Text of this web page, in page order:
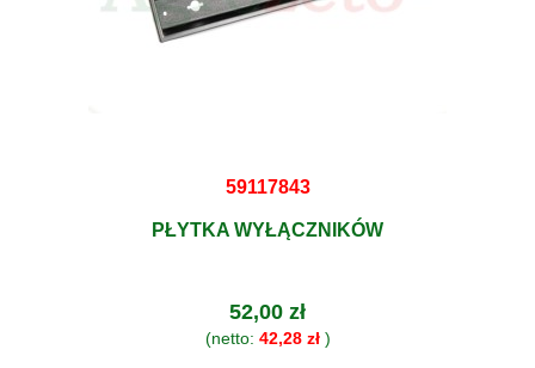
59117843
PŁYTKA WYŁĄCZNIKÓW
52,00 zł
(netto: 42,28 zł)